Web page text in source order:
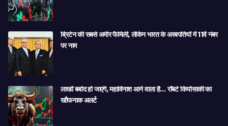
ब्रिटेन की सबसे अमीर फैमिली, लेकिन भारत के अरबपतियों में 11वें नंबर
पर नाम
लाखों बर्बाद हो जाएंगे, महाविनाश आने वाला है… रॉबर्ट कियोसाकी का
खौफनाक अलर्ट